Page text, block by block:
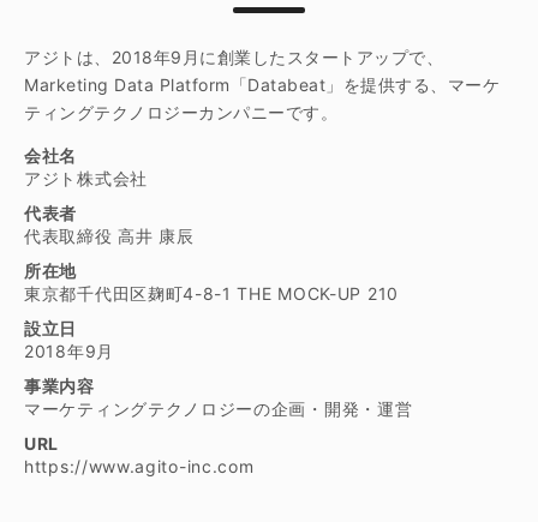
アジトは、2018年9月に創業したスタートアップで、
Marketing Data Platform「Databeat」を提供する、マーケ
ティングテクノロジーカンパニーです。
会社名
アジト株式会社
代表者
代表取締役 高井 康辰
所在地
東京都千代田区麹町4-8-1 THE MOCK-UP 210
設立日
2018年9月
事業内容
マーケティングテクノロジーの企画・開発・運営
URL
https://www.agito-inc.com